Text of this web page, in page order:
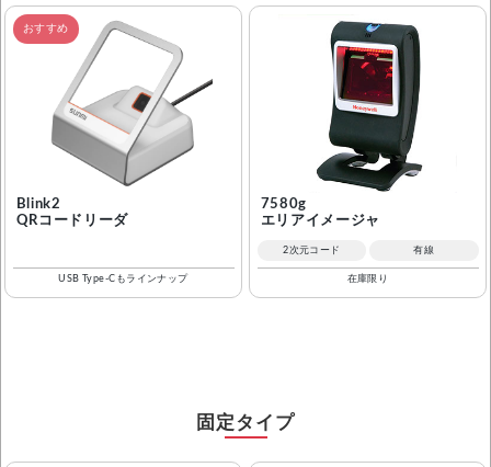
おすすめ
Blink2
QRコードリーダ
USB Type-Cもラインナップ
7580g
エリアイメージャ
2次元コード 有線
在庫限り
固定タイプ